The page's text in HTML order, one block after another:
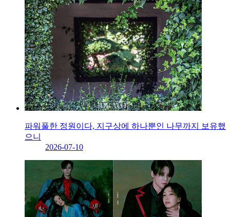
파워풀한 정원이다, 지구상에 하나뿐인 나무까지 보유했
으니
2026-07-10